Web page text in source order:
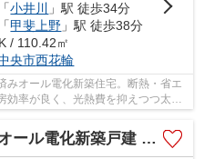
「小井川
」駅 徒歩34分
「甲斐上野 」駅 徒歩38分
/ 110.42㎡
央市西花輪
みオール電化新築住宅。断熱・省エ
効率が良く、光熱費を抑えつつ太陽
築戸建 全3棟 1号棟 南西・北西角